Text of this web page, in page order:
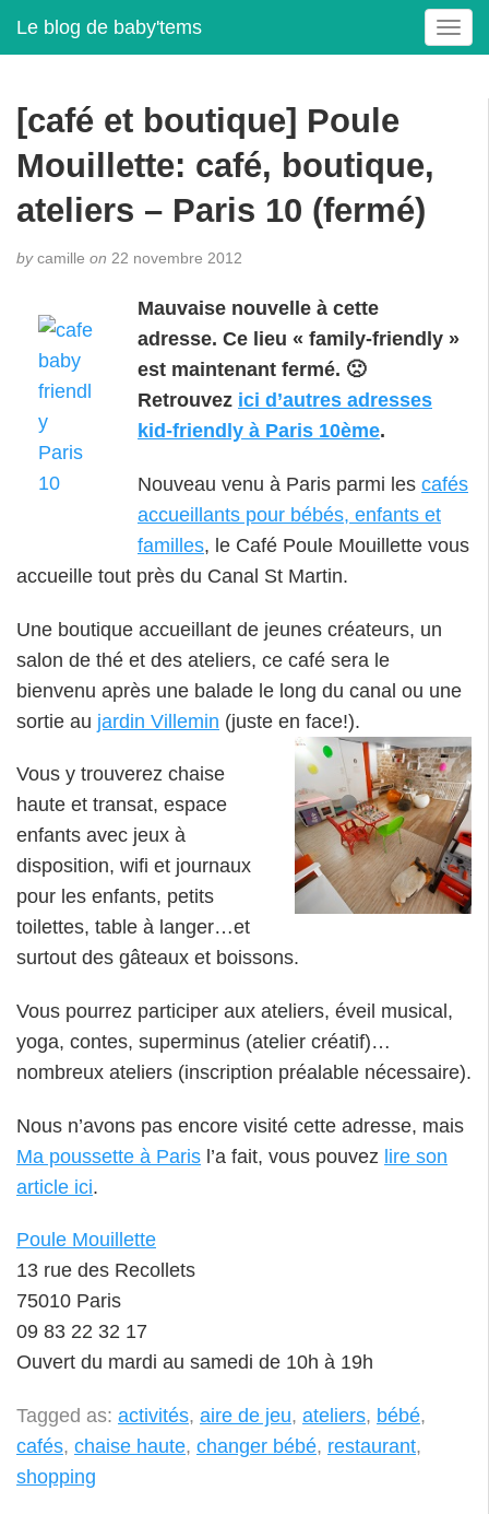
Le blog de baby'tems
T
o
i
[café et boutique] Poule
Mouillette: café, boutique,
ateliers – Paris 10 (fermé)
bycamille on 22 novembre 2012
Mauvaise nouvelle à cette
adresse. Ce lieu « family-friendly »
est maintenant fermé. 🙁
Retrouvez ici d’autres adresses
kid-friendly à Paris 10ème.
Nouveau venu à Paris parmi les cafés
accueillants pour bébés, enfants et
familles, le Café Poule Mouillette vous
accueille tout près du Canal St Martin.
Une boutique accueillant de jeunes créateurs, un
salon de thé et des ateliers, ce café sera le
bienvenu après une balade le long du canal ou une
sortie au jardin Villemin (juste en face!).
Vous y trouverez chaise
haute et transat, espace
enfants avec jeux à
disposition, wifi et journaux
pour les enfants, petits
toilettes, table à langer…et
surtout des gâteaux et boissons.
Vous pourrez participer aux ateliers, éveil musical,
yoga, contes, superminus (atelier créatif)…
nombreux ateliers (inscription préalable nécessaire).
Nous n’avons pas encore visité cette adresse, mais
Ma poussette à Paris l’a fait, vous pouvez lire son
article ici.
Poule Mouillette
13 rue des Recollets
75010 Paris
09 83 22 32 17
Ouvert du mardi au samedi de 10h à 19h
Tagged as: activités, aire de jeu, ateliers, bébé,
cafés, chaise haute, changer bébé, restaurant,
shopping